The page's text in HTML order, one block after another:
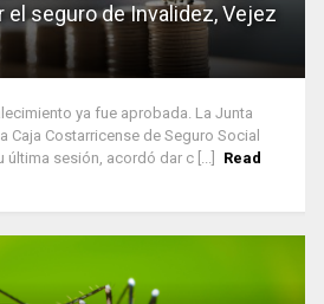
el seguro de Invalidez, Vejez
ya fue aprobada. La Junta
Caja Costarricense de Seguro Social
última sesión, acordó dar c [...]
Read